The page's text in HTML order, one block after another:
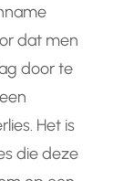
dat men
door te
Het is
die deze